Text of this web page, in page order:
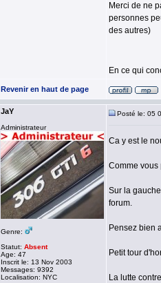
Merci de ne
personnes
des autres)
En ce qui
Revenir en haut de page
JaY
Administrateur
Genre:
Statut: Absent
Age: 47
Inscrit le: 13 Nov 2003
Messages: 9392
Localisation: NYC
Posté le: 05
Ca y est le
Comme vous
Sur la
forum.
Pensez bien
Petit tour
La lutte